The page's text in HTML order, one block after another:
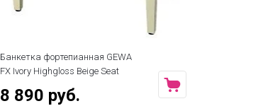
Банкетка фортепианная GEWA
FX Ivory Highgloss Beige Seat
8 890 руб.